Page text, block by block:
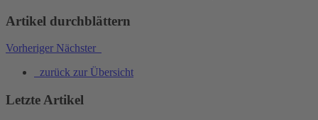
Artikel durchblättern
Vorheriger Nächster
zurück zur Übersicht
Letzte Artikel